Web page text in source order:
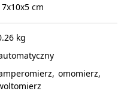
cm
kg
, omomierz,